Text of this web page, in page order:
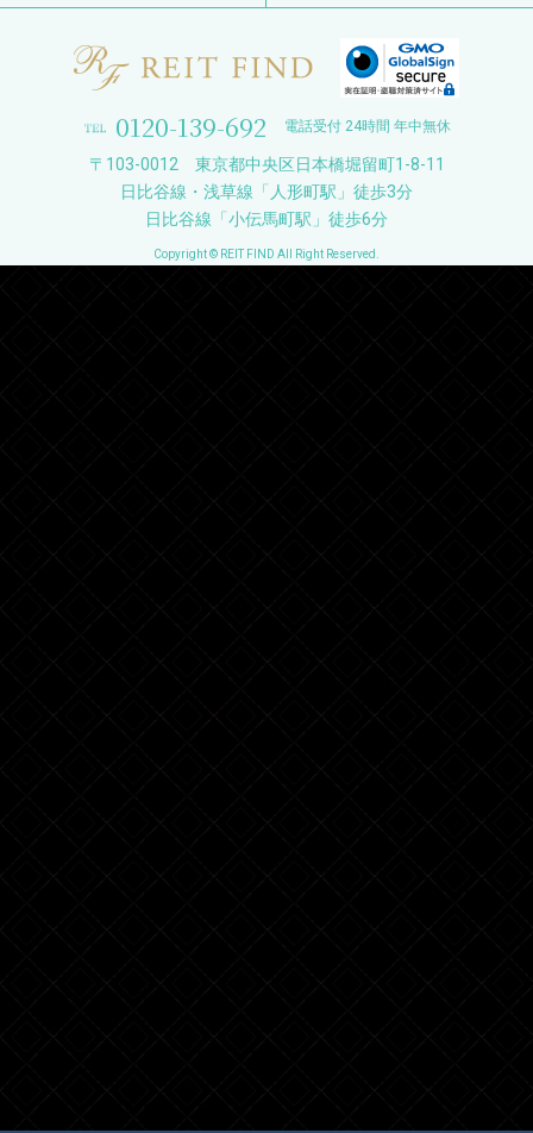
0120-139-692 電話受付 24時間 年中無休
〒103-0012 東京都中央区日本橋堀留町1-8-11
日比谷線・浅草線「人形町駅」徒歩3分
日比谷線「小伝馬町駅」徒歩6分
Copyright © REIT FIND All Right Reserved.